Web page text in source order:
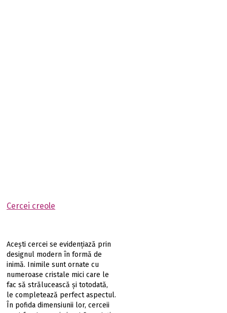
Cercei creole
Acești cercei se evidenţiază prin
designul modern în formă de
inimă. Inimile sunt ornate cu
numeroase cristale mici care le
fac să strălucească și totodată,
le completează perfect aspectul.
În pofida dimensiunii lor, cerceii